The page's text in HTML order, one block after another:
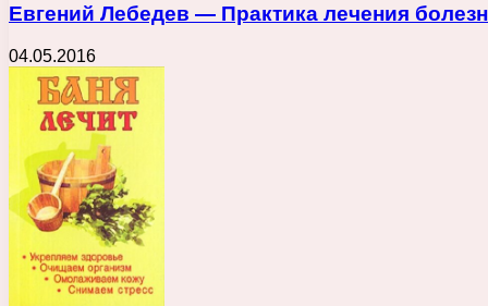
Евгений Лебедев — Практика лечения
04.05.2016